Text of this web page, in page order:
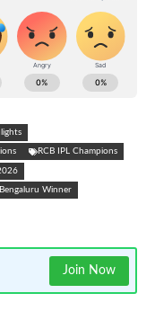
RCB IPL Champions
Winner
Join Now